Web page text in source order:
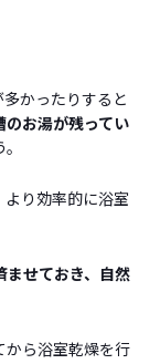
かったりすると
のお湯が残ってい
り効率的に浴室
ませておき、自然
から浴室乾燥を行